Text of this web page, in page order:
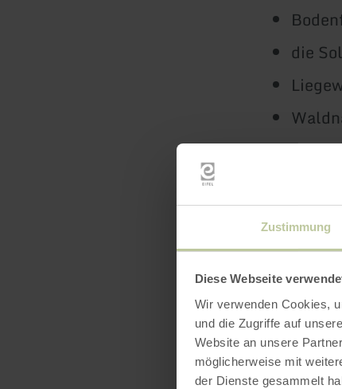
Zustimmung
Diese Webseite
Wir verwenden Cookies,
und die Zugriffe auf
Website an unsere
möglicherweise mit
der Dienste gesammelt
die
keine
dm,
freier